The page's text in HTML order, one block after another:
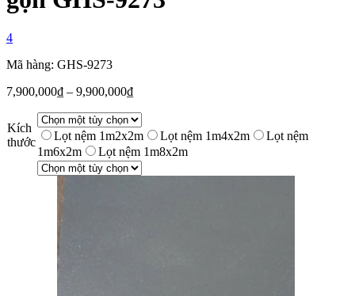
4
Mã hàng: GHS-9273
7,900,000₫ – 9,900,000₫
Kích
thước
Lọt nệm 1m2x2m Lọt nệm 1m4x2m
Lọt nệm
1m6x2m
Lọt nệm 1m8x2m